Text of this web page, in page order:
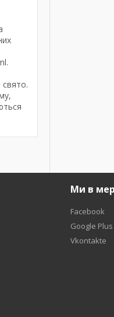
Ми в
Facebook
Google Plus
Vkontakte